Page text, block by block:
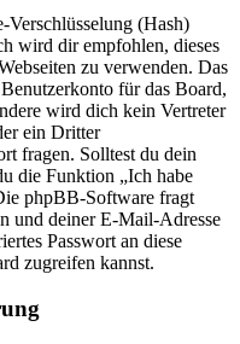
(Hash)
wird dir empfohlen, dieses
zu verwenden. Das
für das Board,
wird dich kein Vertreter
ein Dritter
fragen. Solltest du dein
die Funktion „Ich habe
phpBB-Software fragt
und deiner E-Mail-Adresse
Passwort an diese
zugreifen kannst.